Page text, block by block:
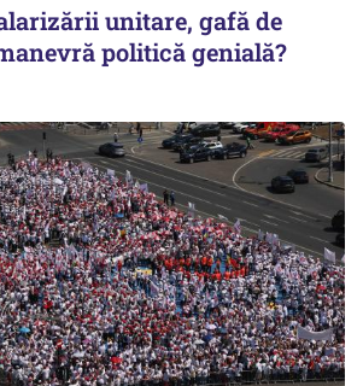
unitare, gafă de
politică genială?